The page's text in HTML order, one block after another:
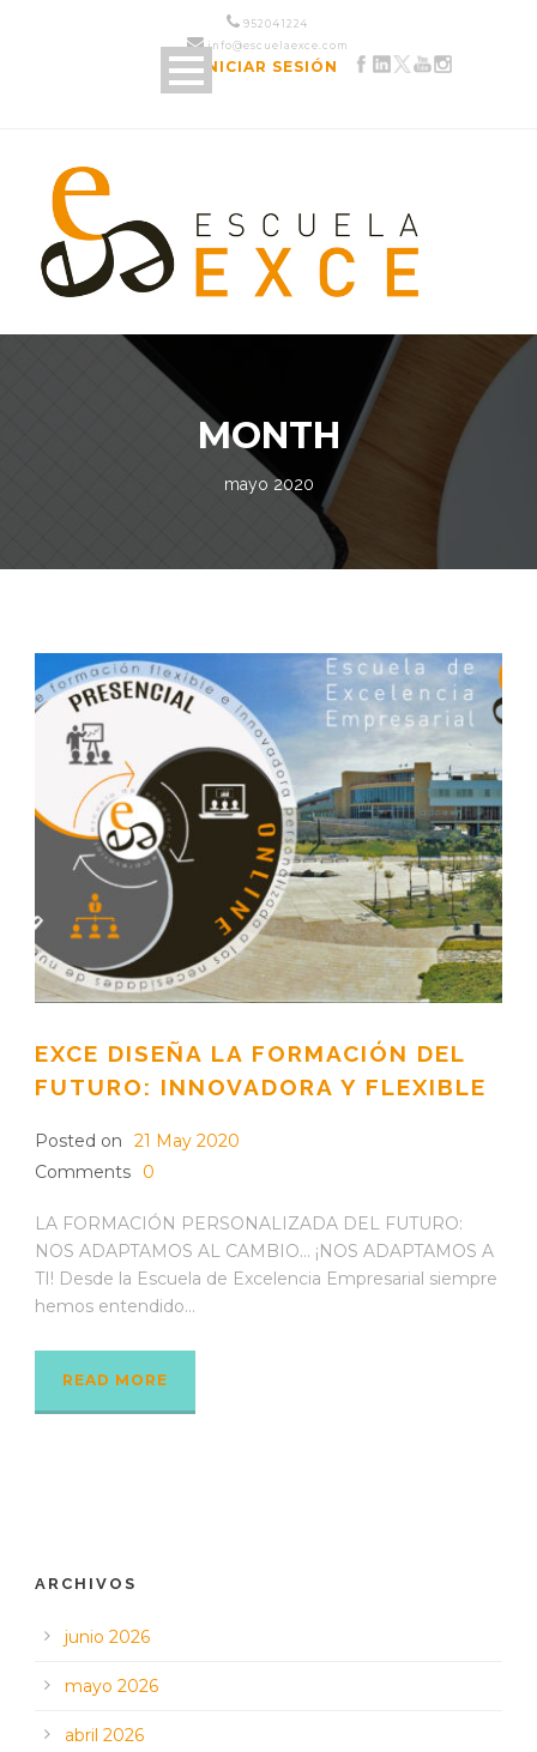
952 04 12 24
info@escuelaexce.com
INICIAR SESIÓN
MONTH
mayo 2020
EXCE DISEÑA LA FORMACIÓN DEL
FUTURO: INNOVADORA Y FLEXIBLE
Posted on
21 May 2020
Comments
0
LA FORMACIÓN PERSONALIZADA DEL FUTURO:
NOS ADAPTAMOS AL CAMBIO… ¡NOS ADAPTAMOS A
TI! Desde la Escuela de Excelencia Empresarial siempre
hemos entendido...
READ MORE
ARCHIVOS
junio 2026
mayo 2026
abril 2026